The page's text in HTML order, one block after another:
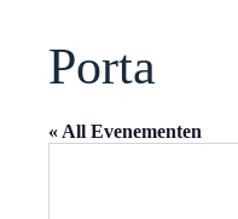
Porta
« All Evenementen